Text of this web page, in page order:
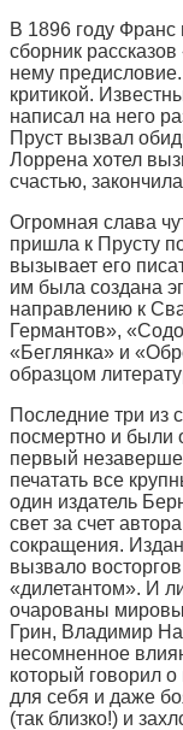
В 1896 году
сборник
нему
критикой.
написал на него
Пруст вызвал
Лоррена хотел
счастью,
Огромная слава
пришла к Прусту
вызывает его
им была создана
направлению к
Германтов»,
«Беглянка» и
образцом
Последние три из
посмертно и были
первый
печатать все
один издатель
свет за счет
сокращения.
вызвало
«дилетантом». И
очарованы
Грин, Владимир
несомненное
который говорил
для себя и даже
(так близко!) и